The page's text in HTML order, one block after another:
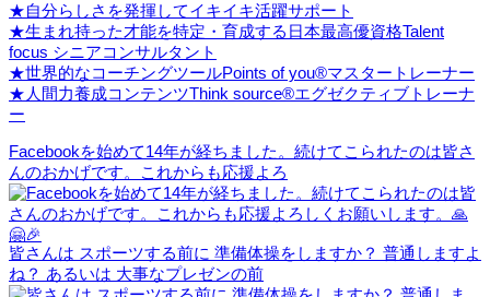
★自分らしさを発揮してイキイキ活躍サポート
★生まれ持った才能を特定・育成する日本最高優資格Talent
focus シニアコンサルタント
★世界的なコーチングツールPoints of you®マスタートレーナー
★人間力養成コンテンツThink source®エグゼクティブトレーナ
ー
Facebookを始めて14年が経ちました。続けてこられたのは皆さ
んのおかげです。これからも応援よろ
皆さんは スポーツする前に 準備体操をしますか？ 普通しますよ
ね？ あるいは 大事なプレゼンの前